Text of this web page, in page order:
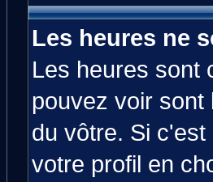
Les heures ne
Les heures sont
pouvez voir sont
du vôtre. Si
votre profil en